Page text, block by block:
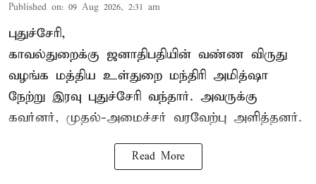
Published on: 09 Aug 2026, 2:31 am
புதுச்சேரி,
காவல்துறைக்கு ஜனாதிபதியின் வண்ண விருது
வழங்க மத்திய உள்துறை மந்திரி அமித்ஷா
நேற்று இரவு புதுச்சேரி வந்தார். அவருக்கு
கவர்னர், முதல்-அமைச்சர் வரவேற்பு அளித்தனர்.
Read More